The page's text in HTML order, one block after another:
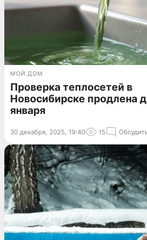
МОЙ ДОМ
Проверка теплосетей в
Новосибирске продлена
января
30 декабря, 2025, 19:40 15